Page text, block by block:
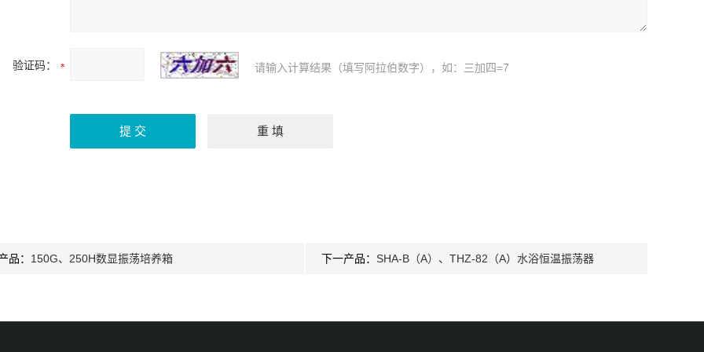
验证码： 请输入计算结果（填写阿拉伯数字），如：三加四=7
品： 150G、250H数显振荡培养箱 下一产品： SHA-B（A）、THZ-82（A）水浴恒温振荡器